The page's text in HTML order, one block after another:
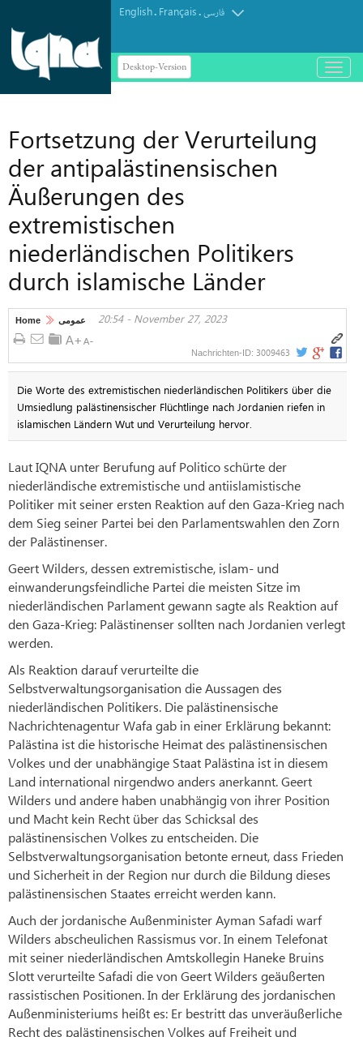
English. Français.فارسی
Desktop-Version
باز
و
Fortsetzung der Verurteilung
der antipalästinensischen
Äußerungen des
extremistischen
niederländischen Politikers
durch islamische Länder
Home عمومی 20:54 - November 27, 2023
Nachrichten-ID: 3009463
Die Worte des extremistischen niederländischen Politikers über die
Umsiedlung palästinensischer Flüchtlinge nach Jordanien riefen in
islamischen Ländern Wut und Verurteilung hervor.
Laut IQNA unter Berufung auf Politico schürte der
niederländische extremistische und antiislamistische
Politiker mit seiner ersten Reaktion auf den Gaza-Krieg nach
dem Sieg seiner Partei bei den Parlamentswahlen den Zorn
der Palästinenser.
Geert Wilders, dessen extremistische, islam- und
einwanderungsfeindliche Partei die meisten Sitze im
niederländischen Parlament gewann sagte als Reaktion auf
den Gaza-Krieg: Palästinenser sollten nach Jordanien verlegt
werden.
Als Reaktion darauf verurteilte die
Selbstverwaltungsorganisation die Aussagen des
niederländischen Politikers. Die palästinensische
Nachrichtenagentur Wafa gab in einer Erklärung bekannt:
Palästina ist die historische Heimat des palästinensischen
Volkes und der unabhängige Staat Palästina ist in diesem
Land international nirgendwo anders anerkannt. Geert
Wilders und andere haben unabhängig von ihrer Position
und Macht kein Recht über das Schicksal des
palästinensischen Volkes zu entscheiden. Die
Selbstverwaltungsorganisation betonte erneut, dass Frieden
und Sicherheit in der Region nur durch die Bildung dieses
palästinensischen Staates erreicht werden kann.
Auch der jordanische Außenminister Ayman Safadi warf
Wilders abscheulichen Rassismus vor. In einem Telefonat
mit seiner niederländischen Amtskollegin Haneke Bruins
Slott verurteilte Safadi die von Geert Wilders geäußerten
rassistischen Positionen. In der Erklärung des jordanischen
Außenministeriums heißt es: Er bestritt das unveräußerliche
Recht des palästinensischen Volkes auf Freiheit und